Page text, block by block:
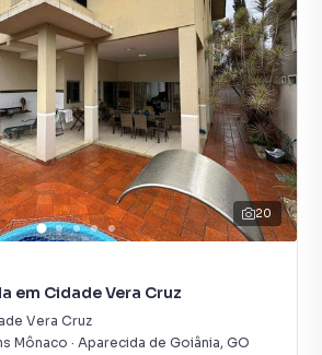
20
em Cidade Vera Cruz
Vera Cruz
Mônaco · Aparecida de Goiânia, GO